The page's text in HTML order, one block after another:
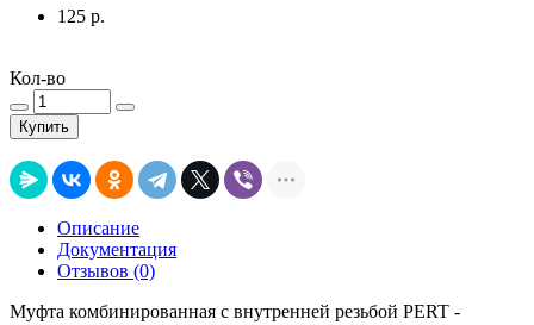
125 р.
Кол-во
Купить
Описание
Документация
Отзывов (0)
Муфта комбинированная с внутренней резьбой PERT -